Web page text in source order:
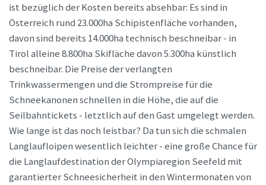
ist bezüglich der Kosten bereits absehbar: Es sind in
Österreich rund 23.000ha Schipistenfläche vorhanden,
davon sind bereits 14.000ha technisch beschneibar - in
Tirol alleine 8.800ha Skifläche davon 5.300ha künstlich
beschneibar. Die Preise der verlangten
Trinkwassermengen und die Strompreise für die
Schneekanonen schnellen in die Höhe, die auf die
Seilbahntickets - letztlich auf den Gast umgelegt werden.
Wie lange ist das noch leistbar? Da tun sich die schmalen
Langlaufloipen wesentlich leichter - eine große Chance für
die Langlaufdestination der Olympiaregion Seefeld mit
garantierter Schneesicherheit in den Wintermonaten von